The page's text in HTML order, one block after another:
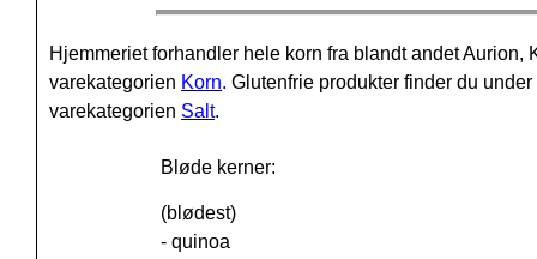
Hjemmeriet forhandler hele korn fra blandt andet
varekategorien Korn. Glutenfrie produkter finder du
varekategorien Salt.
Bløde kerner:
(blødest)
- quinoa